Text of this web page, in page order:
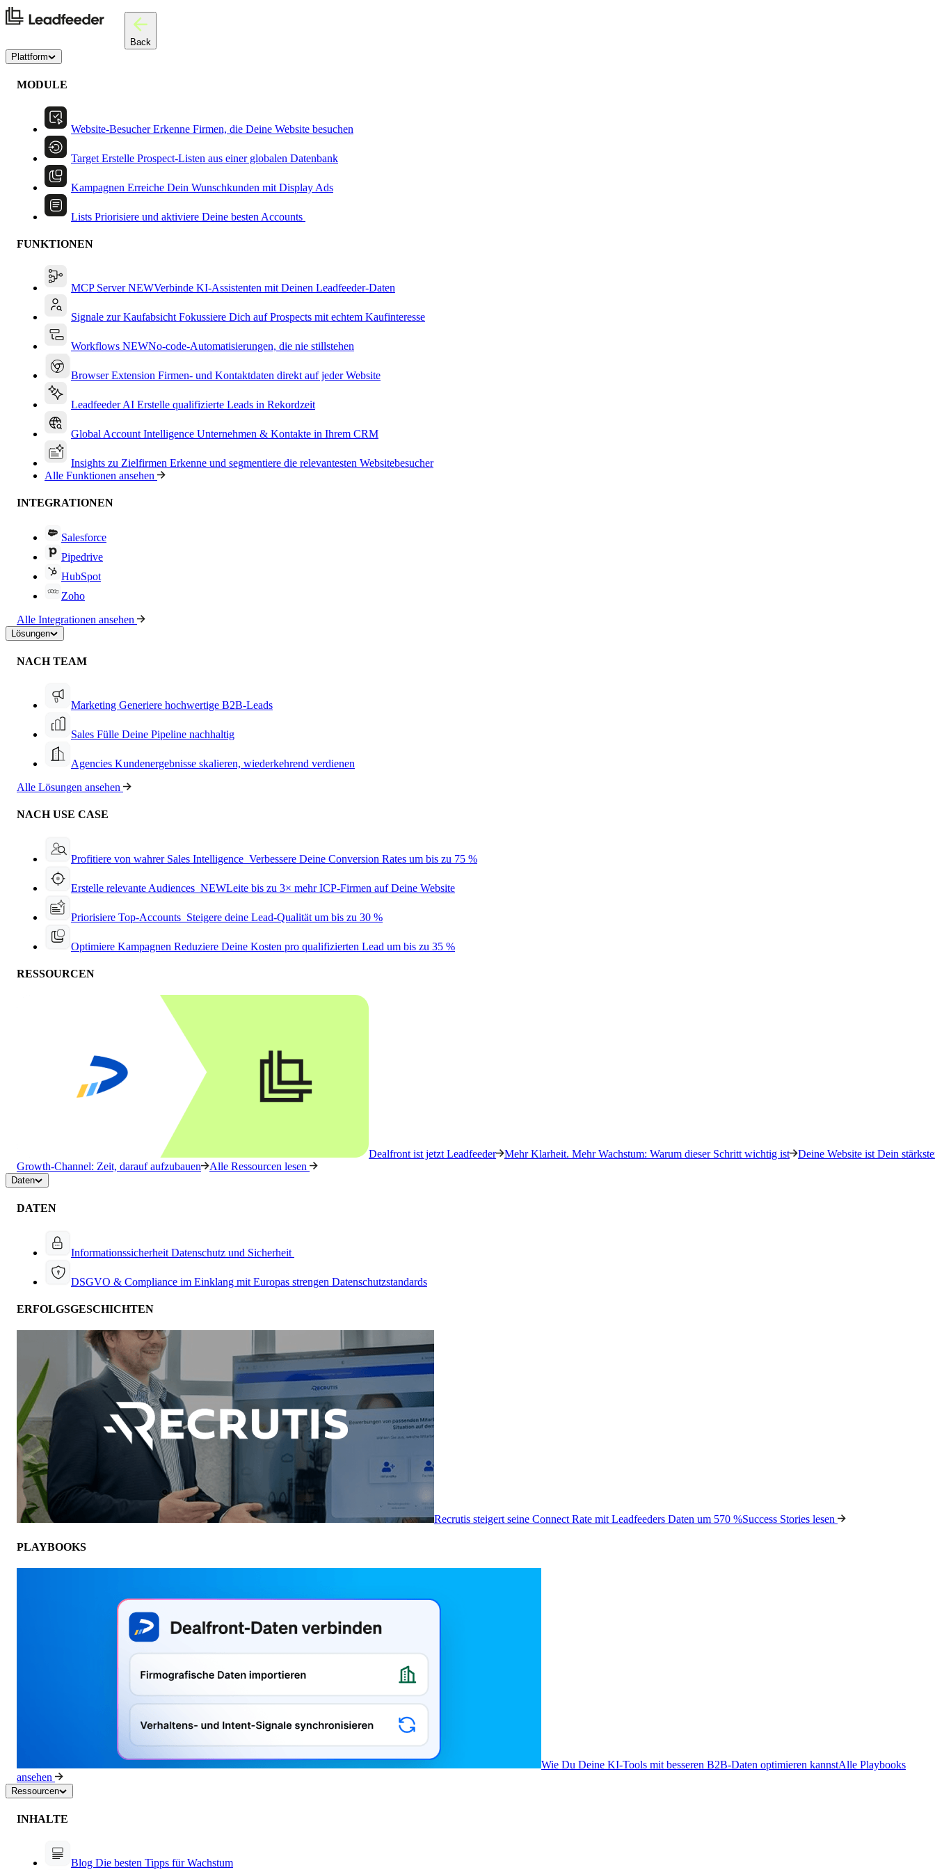
Back
Plattform
MODULE
Website-BesucherErkenne Firmen, die Deine Website besuchen
Target Erstelle Prospect-Listen aus einer globalen Datenbank
Kampagnen Erreiche Dein Wunschkunden mit Display Ads
Lists Priorisiere und aktiviere Deine besten Accounts
FUNKTIONEN
MCP ServerNEWVerbinde KI-Assistenten mit Deinen Leadfeeder-Daten
Signale zur Kaufabsicht Fokussiere Dich auf Prospects mit echtem Kaufinteresse
Workflows NEWNo-code-Automatisierungen, die nie stillstehen
Browser Extension Firmen- und Kontaktdaten direkt auf jeder Website
Leadfeeder AI Erstelle qualifizierte Leads in Rekordzeit
Global Account Intelligence Unternehmen & Kontakte in Ihrem CRM
Insights zu Zielfirmen Erkenne und segmentiere die relevantesten Websitebesucher
Alle Funktionen ansehen
INTEGRATIONEN
Salesforce
Pipedrive
HubSpot
Zoho
Alle Integrationen ansehen
Lösungen
NACH TEAM
Marketing Generiere hochwertige B2B-Leads
Sales Fülle Deine Pipeline nachhaltig
Agencies Kundenergebnisse skalieren, wiederkehrend verdienen
Alle Lösungen ansehen
NACH USE CASE
Profitiere von wahrer Sales Intelligence Verbessere Deine Conversion Rates um bis zu 75 %
Erstelle relevante Audiences NEWLeite bis zu 3× mehr ICP-Firmen auf Deine Website
Priorisiere Top-Accounts Steigere deine Lead-Qualität um bis zu 30 %
Optimiere Kampagnen Reduziere Deine Kosten pro qualifizierten Lead um bis zu 35 %
RESSOURCEN
Dealfront ist jetzt Leadfeeder Mehr Klarheit. Mehr Wachstum: Warum dieser Schritt wichtig ist
Deine Website ist Dein
Growth-Channel: Zeit, darauf aufzubauen
Alle Ressourcen lesen
Daten
DATEN
Informationssicherheit Datenschutz und Sicherheit
DSGVO & Compliance im Einklang mit Europas strengen Datenschutzstandards
ERFOLGSGESCHICHTEN
Recrutis steigert seine Connect Rate mit Leadfeeders Daten um 570 %Success Stories lesen
PLAYBOOKS
Wie Du Deine KI-Tools mit besseren B2B-Daten optimieren kannstAlle Playbooks
ansehen
Ressourcen
INHALTE
Blog Die besten Tipps für Wachstum